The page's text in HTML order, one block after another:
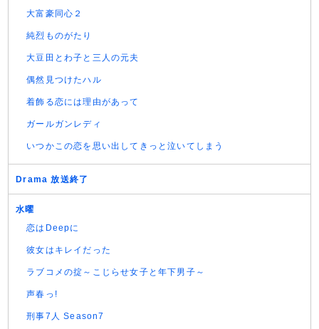
大富豪同心２
純烈ものがたり
大豆田とわ子と三人の元夫
偶然見つけたハル
着飾る恋には理由があって
ガールガンレディ
いつかこの恋を思い出してきっと泣いてしまう
Drama 放送終了
水曜
恋はDeepに
彼女はキレイだった
ラブコメの掟～こじらせ女子と年下男子～
声春っ!
刑事7人 Season7